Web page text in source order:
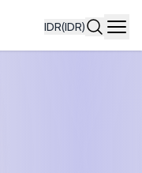
IDR(IDR)